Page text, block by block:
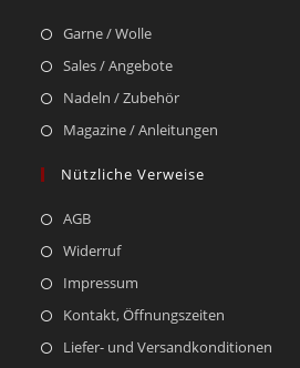
Garne / Wolle
Sales / Angebote
Nadeln / Zubehör
Magazine / Anleitungen
Nützliche Verweise
AGB
Widerruf
Impressum
Kontakt, Öffnungszeiten
Liefer- und Versandkonditionen